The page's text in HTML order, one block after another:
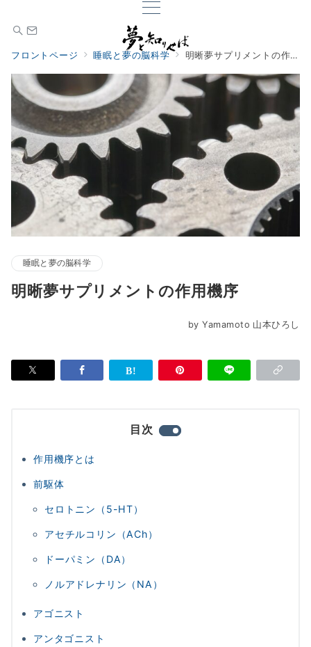
フロントページ 睡眠と夢の脳科学 明晰夢サプリメントの作用機序
睡眠と夢の脳科学
明晰夢サプリメントの作用機序
by Yamamoto 山本ひろし
目次
作用機序とは
前駆体
セロトニン（5-HT）
アセチルコリン（ACh）
ドーパミン（DA）
ノルアドレナリン（NA）
アゴニスト
アンタゴニスト